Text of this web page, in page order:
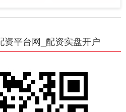
资平台网_配资实盘开户